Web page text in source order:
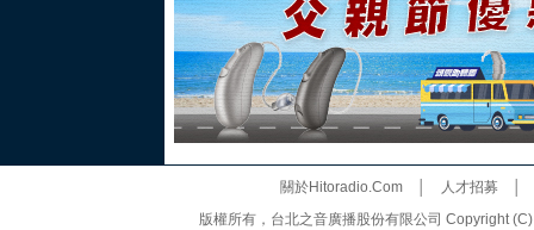
關於Hitoradio.Com│ 人才招募
版權所有，台北之音廣播股份有限公司 Copyright